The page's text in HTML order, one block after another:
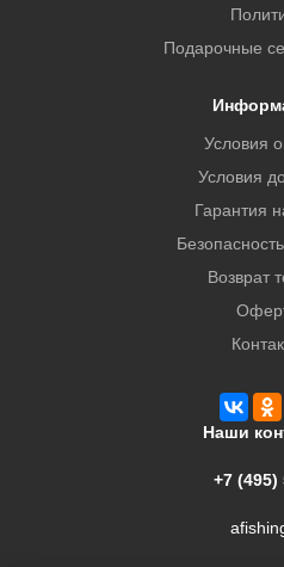
Подарочные
Условия
Условия
Гарантия
Возврат
Наши
+7 (495)